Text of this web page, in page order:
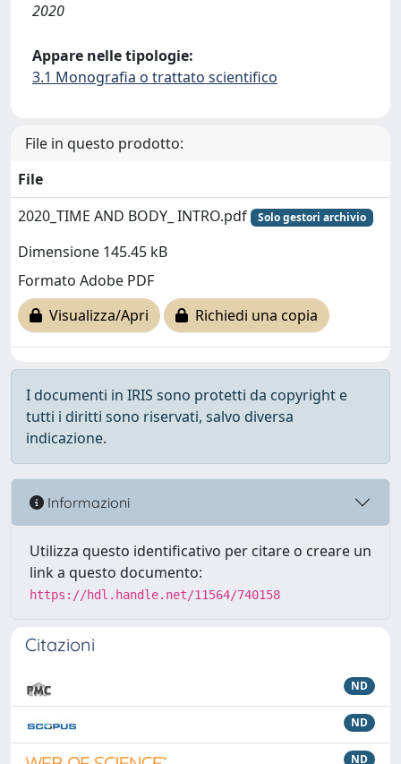
2020
Appare nelle tipologie:
3.1 Monografia o trattato scientifico
File in questo prodotto:
File
2020_TIME AND BODY_ INTRO.pdf
Solo gestori archivio
Dimensione 145.45 kB
Formato Adobe PDF
Visualizza/Apri
Richiedi una copia
I documenti in IRIS sono protetti da copyright e
tutti i diritti sono riservati, salvo diversa
indicazione.
Informazioni
Utilizza questo identificativo per citare o creare un
link a questo documento:
https://hdl.handle.net/11564/740158
Citazioni
ND
ND
ND